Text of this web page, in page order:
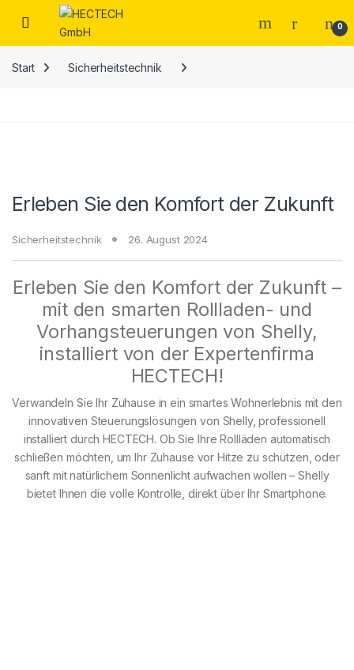
0
Start Sicherheitstechnik
Erleben Sie den Komfort der Zukunft
Sicherheitstechnik 26. August 2024
Erleben Sie den Komfort der Zukunft –
mit den smarten Rollladen- und
Vorhangsteuerungen von Shelly,
installiert von der Expertenfirma
HECTECH!
Verwandeln Sie Ihr Zuhause in ein smartes Wohnerlebnis mit den
innovativen Steuerungslösungen von Shelly, professionell
installiert durch HECTECH. Ob Sie Ihre Rollläden automatisch
schließen möchten, um Ihr Zuhause vor Hitze zu schützen, oder
sanft mit natürlichem Sonnenlicht aufwachen wollen – Shelly
bietet Ihnen die volle Kontrolle, direkt über Ihr Smartphone.